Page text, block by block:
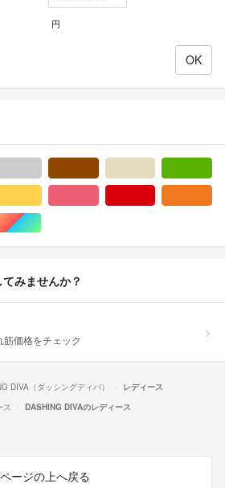
円
ルド/金色系マルチカラー
みませんか？
筋価格をチェック
DIVA（ダッシングディバ）
レディース
ス DASHING DIVAのレディース
ページの上へ戻る